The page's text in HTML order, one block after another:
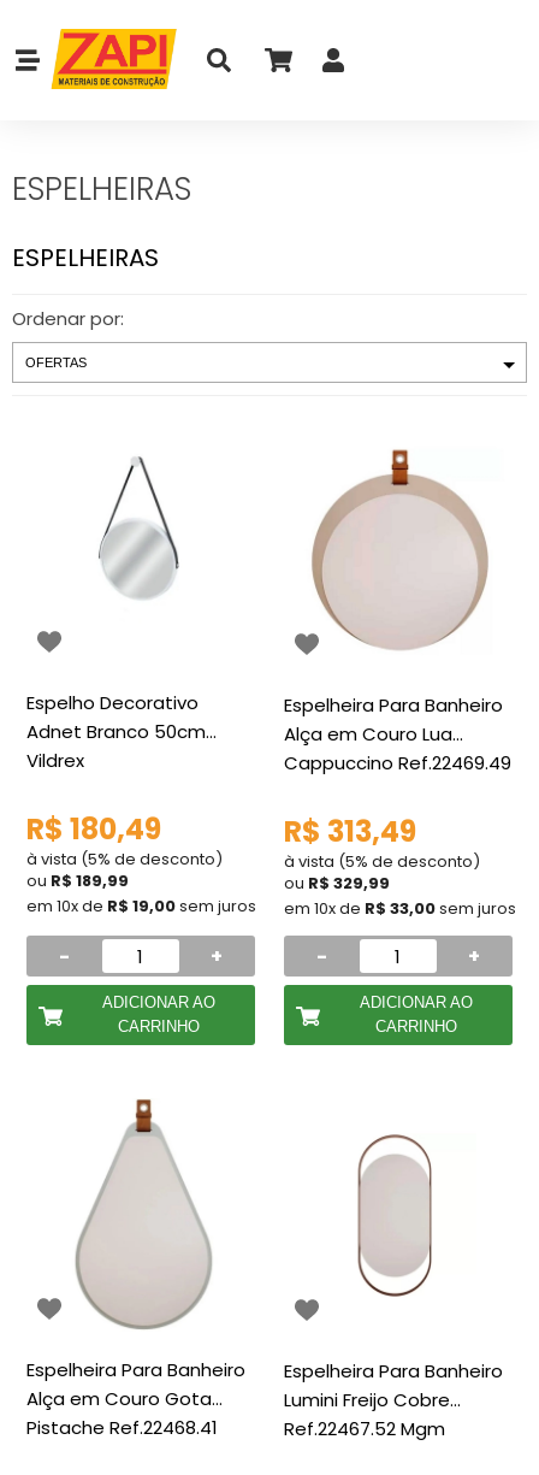
ESPELHEIRAS
ESPELHEIRAS
Ordenar por:
Espelho Decorativo
Adnet Branco 50cm
Vildrex
R$ 180,49
à vista (5% de desconto)
ou R$ 189,99
em 10x de R$ 19,00sem juros
- +
ADICIONAR AO
CARRINHO
Espelheira Para Banheiro
Alça em Couro Lua
Cappuccino Ref.22469.49
R$ 313,49
à vista (5% de desconto)
ou R$ 329,99
em 10x de R$ 33,00sem juros
- +
ADICIONAR AO
CARRINHO
Espelheira Para Banheiro
Alça em Couro Gota
Pistache Ref.22468.41
Espelheira Para Banheiro
Lumini Freijo Cobre
Ref.22467.52 Mgm